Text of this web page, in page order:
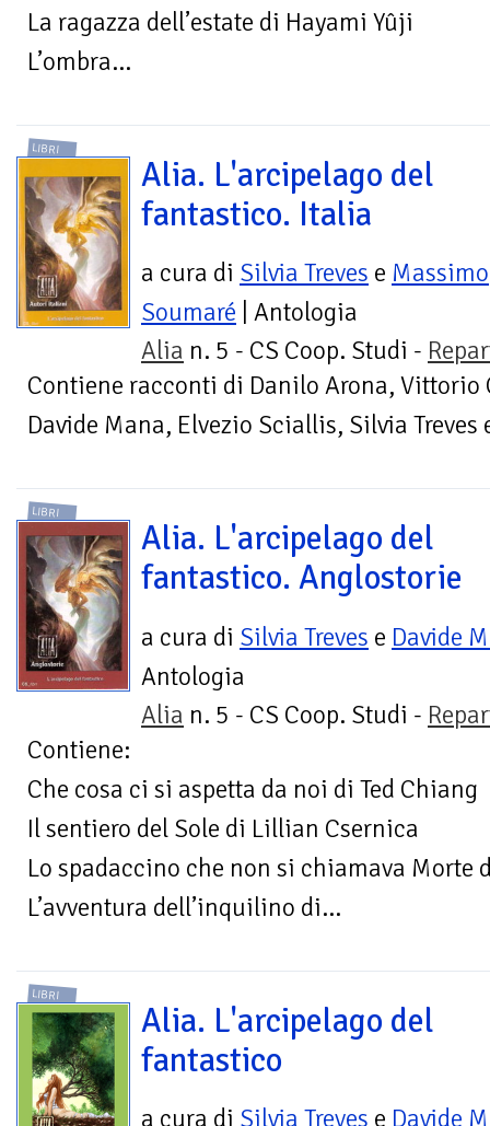
La ragazza dell’estate di Hayami Yûji
L’ombra...
LIBRI
Alia. L'arcipelago del
fantastico. Italia
a cura di Silvia Treves e Massimo
Soumaré | Antologia
Alia n. 5 - CS Coop. Studi -
Contiene racconti di Danilo Arona,
Davide Mana, Elvezio Sciallis, Silvia Treves
LIBRI
Alia. L'arcipelago del
fantastico. Anglostorie
a cura di Silvia Treves e Davide
Antologia
Alia n. 5 - CS Coop. Studi -
Contiene:
Che cosa ci si aspetta da noi di Ted Chiang
Il sentiero del Sole di Lillian Csernica
Lo spadaccino che non si chiamava Morte
L’avventura dell’inquilino di...
LIBRI
Alia. L'arcipelago del
fantastico
a cura di Silvia Treves e Davide